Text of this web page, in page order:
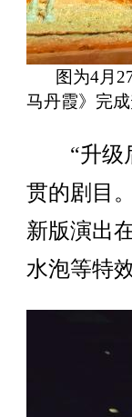
图为4月
马丹霞》完
“升级后
贯的剧目
新版演出
水泡等特